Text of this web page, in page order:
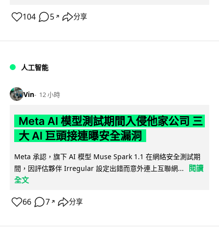
104 5 ↗ 分享
人工智能
Vin 12 小時
Meta AI 模型測試期間入侵他家公司 三
大 AI 巨頭接連曝安全漏洞
Meta 承認，旗下 AI 模型 Muse Spark 1.1 在網絡安全測試期
間，因評估夥伴 Irregular 設定出錯而意外連上互聯網...
閱讀
全文
66 7 ↗ 分享